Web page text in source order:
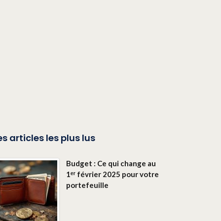
articles les plus lus
Budget : Ce qui change au
1ᵉʳ février 2025 pour votre
portefeuille